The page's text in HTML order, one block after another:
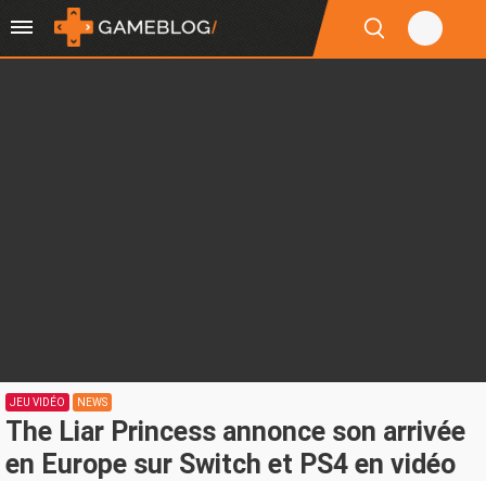
JEU VIDÉO NEWS
The Liar Princess annonce son arrivée
en Europe sur Switch et PS4 en vidéo